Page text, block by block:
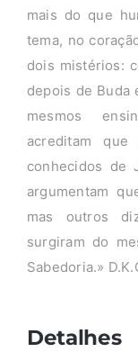
mais do que
tema, no
dois mistérios:
depois de Buda
mesmos
acreditam
conhecidos de
argumentam
mas outros
surgiram do
Sabedoria.»
Detalhes